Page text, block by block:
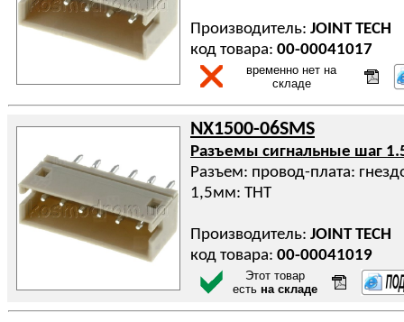
Производитель: JOINT TECH
код товара: 00-00041017
временно нет на
складе
NX1500-06SMS
Разъемы сигнальные шаг
Разъем: провод-плата:
1,5мм: THT
Производитель: JOINT TECH
код товара: 00-00041019
Этот товар
есть на складе